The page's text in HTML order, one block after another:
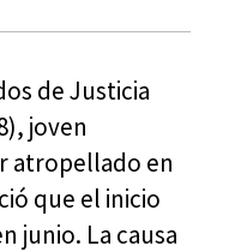
de Justicia
joven
atropellado en
que el inicio
junio. La causa